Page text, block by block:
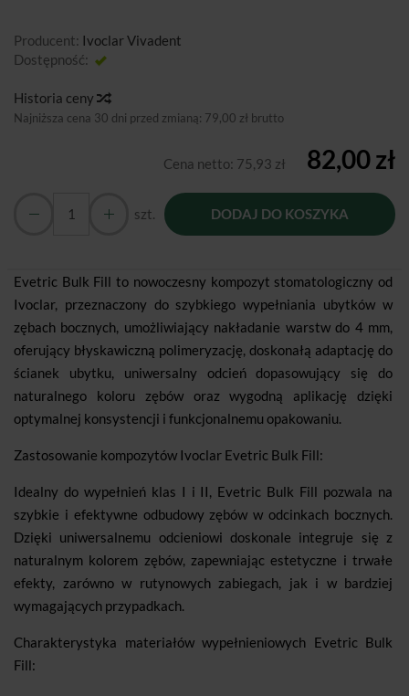
Producent: Ivoclar Vivadent
Dostępność:
Historia ceny
Najniższa cena 30 dni przed zmianą: 79,00 zł brutto
Cena netto: 75,93 zł 82,00 zł
szt. DODAJ DO KOSZYKA
Evetric Bulk Fill to nowoczesny kompozyt stomatologiczny od
Ivoclar, przeznaczony do szybkiego wypełniania ubytków w
zębach bocznych, umożliwiający nakładanie warstw do 4 mm,
oferujący błyskawiczną polimeryzację, doskonałą adaptację do
ścianek ubytku, uniwersalny odcień dopasowujący się do
naturalnego koloru zębów oraz wygodną aplikację dzięki
optymalnej konsystencji i funkcjonalnemu opakowaniu.
Zastosowanie kompozytów Ivoclar Evetric Bulk Fill:
Idealny do wypełnień klas I i II, Evetric Bulk Fill pozwala na
szybkie i efektywne odbudowy zębów w odcinkach bocznych.
Dzięki uniwersalnemu odcieniowi doskonale integruje się z
naturalnym kolorem zębów, zapewniając estetyczne i trwałe
efekty, zarówno w rutynowych zabiegach, jak i w bardziej
wymagających przypadkach.
Charakterystyka materiałów wypełnieniowych Evetric Bulk
Fill: